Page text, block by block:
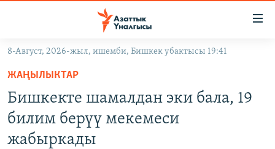
Навигацияга
өтүңүз
Издөөгө
салыңызКЫРГЫЗСТАН
САЯСАТ
ДҮЙНӨ
ДҮЙНӨ
УКРАИНА
8-Август, 2026-жыл, ишемби, Бишкек убактысы 19:41
ЖАҢЫЛЫКТАР
Бишкекте шамалдан эки бала, 19
билим берүү мекемеси
жабыркады